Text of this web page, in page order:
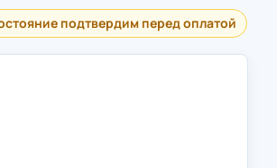
подтвердим перед оплатой